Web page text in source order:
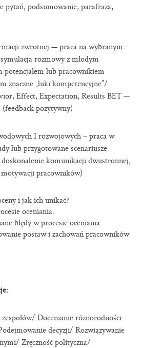
pytań, podsumowanie, parafraza,
zwrotnej — praca na wybranym
rozmowy z młodym
lub pracownikiem
znaczne „luki kompetencyjne”/
Effect, Expectation, Results BET —
pozytywny)
I rozwojowych – praca w
lub przygotowane scenariusze
komunikacji dwustronnej,
pracowników)
i jak ich unikać?
oceniania.
błędy w procesie oceniania.
postaw i zachowań pracowników
Docenianie różnorodności
decyzji/ Rozwiązywanie
Zręczność polityczna/